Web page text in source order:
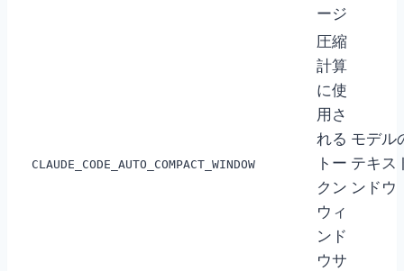
ージ
CLAUDE_CODE_AUTO_COMPACT_WINDOW
圧縮
計算
に使
用さ
れる
トー
クン
ウィ
ンド
ウサ
モデル
テキス
ンドウ